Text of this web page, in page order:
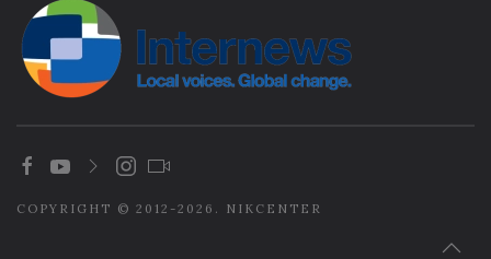
COPYRIGHT © 2012-2026. NIKCENTER